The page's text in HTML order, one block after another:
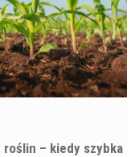
– kiedy szybka